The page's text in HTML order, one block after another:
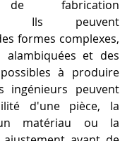
de fabrication
Ils peuvent
formes complexes,
alambiquées et des
à produire
ingénieurs peuvent
d'une pièce, la
matériau ou la